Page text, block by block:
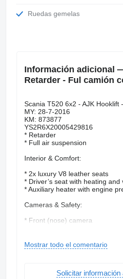
Ruedas gemelas
Información adicional
Retarder - Ful camión
Scania T520 6x2 - AJK
MY: 28-7-2016
KM: 873877
YS2R6X20005429816
* Retarder
* Full air suspension
Interior & Comfort:
* 2x luxury V8 leather seats
* Driver’s seat with heating and
* Auxiliary heater with engine
Cameras & Safety:
* Front (nose) camera
* Adaptive cruise control with
* Lane assist
Axles & Suspension:
Mostrar todo el comentario
Solicitar información